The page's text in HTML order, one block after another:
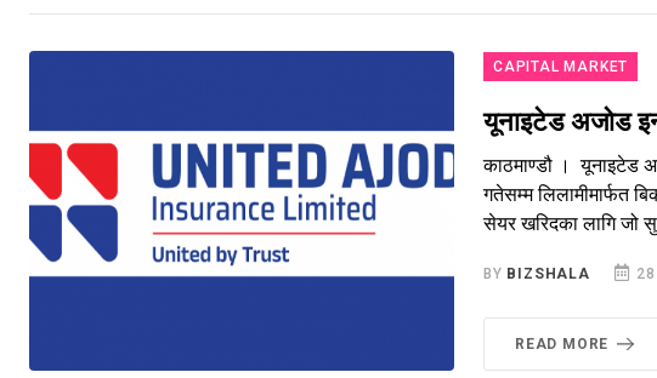
CAPITAL MARKET
यूनाइटेड अजोड
काठमाण्डौ । यूनाइटेड
गतेसम्म लिलामीमार्फत
सेयर खरिदका लागि जो
BY BIZSHALA 28
READ MORE